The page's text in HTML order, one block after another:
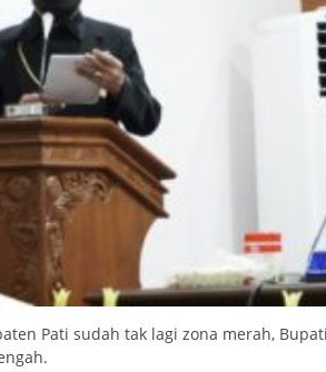
Pati sudah tak lagi zona merah,